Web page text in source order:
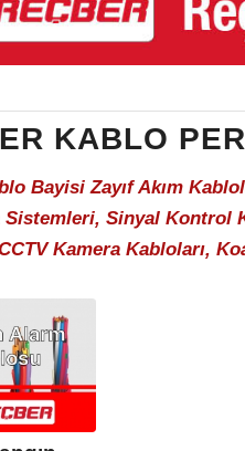
KABLO
Bayisi Zayıf Akım
Sinyal Kontrol
Kamera Kabloları,